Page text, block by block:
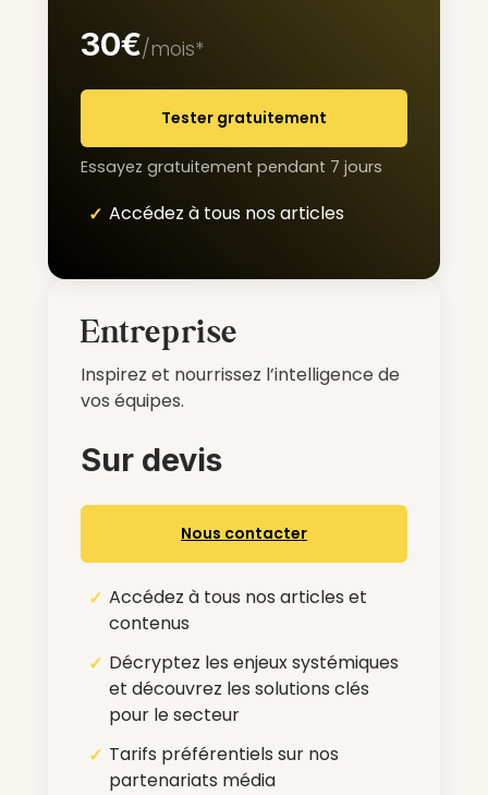
30€/mois*
Tester gratuitement
Essayez gratuitement pendant 7 jours
Accédez à tous nos articles
Entreprise
Inspirez et nourrissez l’intelligence de
vos équipes.
Sur devis
Nous contacter
Accédez à tous nos articles et
contenus
Décryptez les enjeux systémiques
et découvrez les solutions clés
pour le secteur
Tarifs préférentiels sur nos
partenariats média